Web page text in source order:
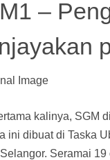
–
kalinya, SGM
ini dibuat di Taska
Seramai